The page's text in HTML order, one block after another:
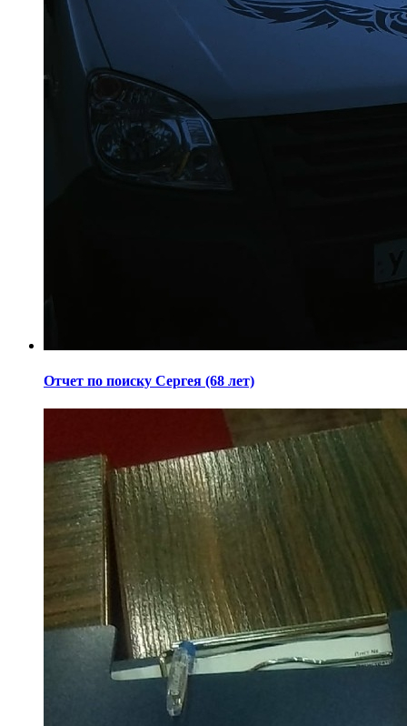
Отчет по поиску Сергея (68 лет)